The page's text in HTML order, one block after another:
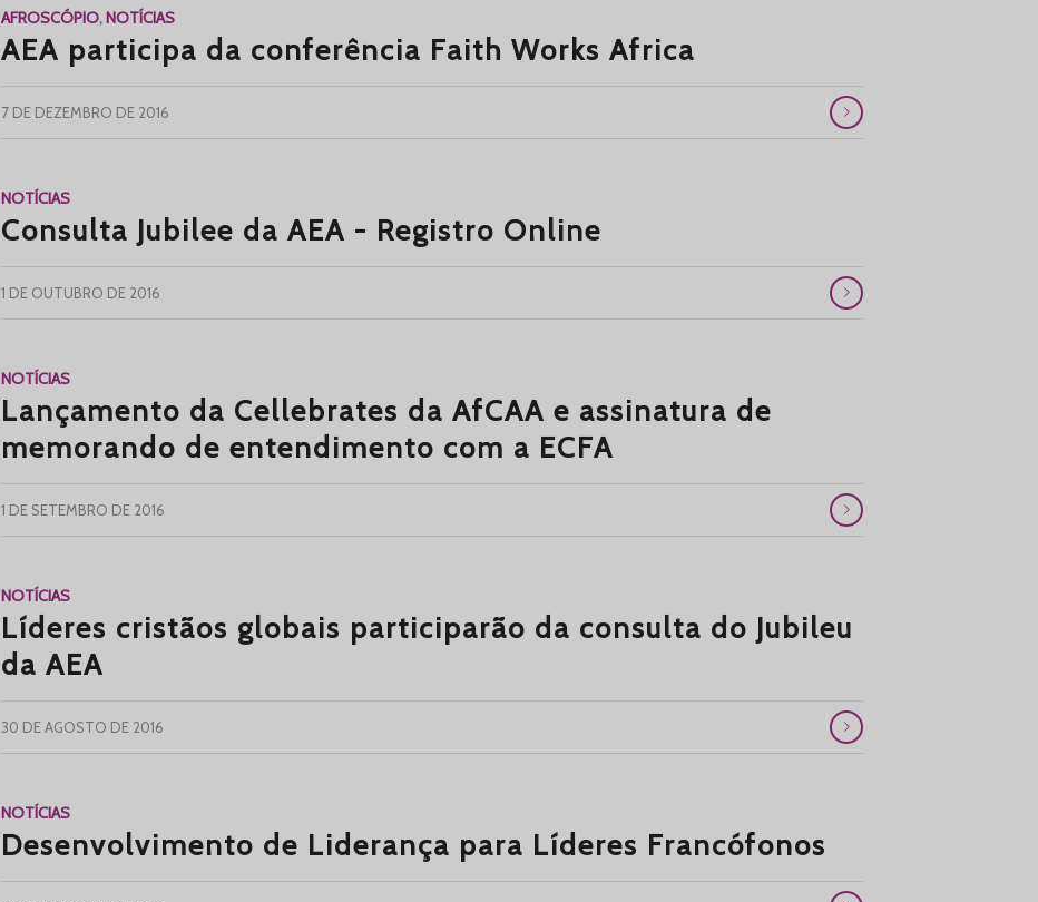
AFROSCÓPIO,NOTÍCIAS
AEA participa da conferência Faith Works Africa
7 DE DEZEMBRO DE 2016
NOTÍCIAS
Consulta Jubilee da AEA - Registro Online
1 DE OUTUBRO DE 2016
NOTÍCIAS
Lançamento da Cellebrates da AfCAA e assinatura de
memorando de entendimento com a ECFA
1 DE SETEMBRO DE 2016
NOTÍCIAS
Líderes cristãos globais participarão da consulta do Jubileu
da AEA
30 DE AGOSTO DE 2016
NOTÍCIAS
Desenvolvimento de Liderança para Líderes Francófonos